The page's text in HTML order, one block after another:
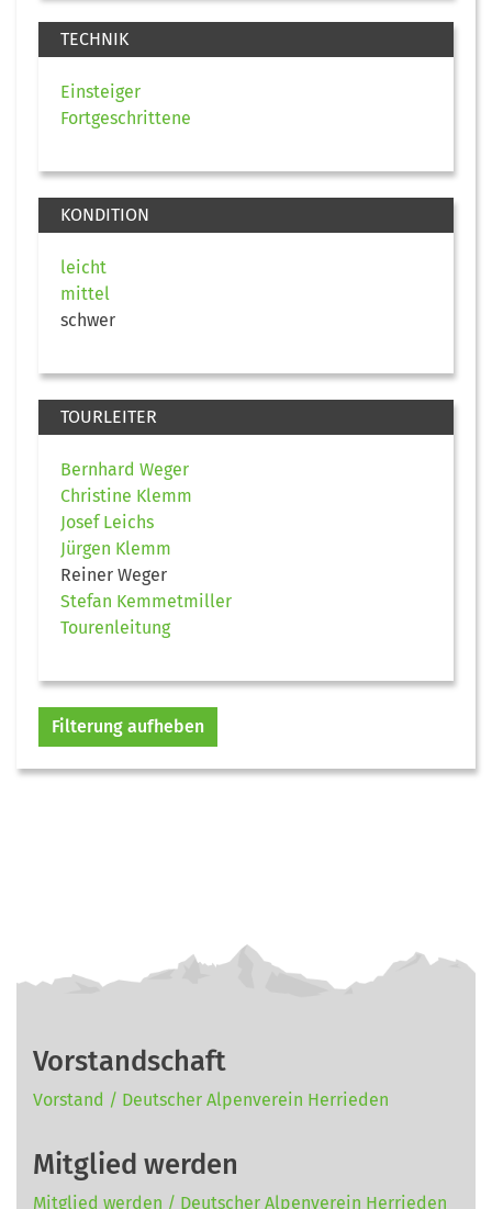
TECHNIK
Einsteiger
Fortgeschrittene
KONDITION
leicht
mittel
schwer
TOURLEITER
Bernhard Weger
Christine Klemm
Josef Leichs
Jürgen Klemm
Reiner Weger
Stefan Kemmetmiller
Tourenleitung
Filterung aufheben
Vorstandschaft
Vorstand / Deutscher Alpenverein Herrieden
Mitglied werden
Mitglied werden / Deutscher Alpenverein Herrieden